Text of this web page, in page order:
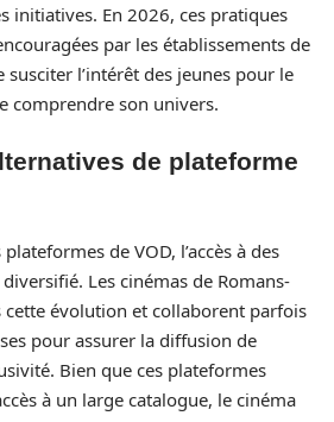
initiatives. En 2026, ces pratiques
par les établissements de
l’intérêt des jeunes pour le
comprendre son univers.
de plateforme
de VOD, l’accès à des
Les cinémas de Romans-
évolution et collaborent parfois
pour assurer la diffusion de
Bien que ces plateformes
à un large catalogue, le cinéma